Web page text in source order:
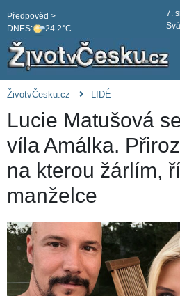
DNES: 24.2°C
Předpověd >
7.
ŽivotvČesku.cz LIDÉ
Lucie Matušová
víla Amálka.
na kterou žárlím,
manželce